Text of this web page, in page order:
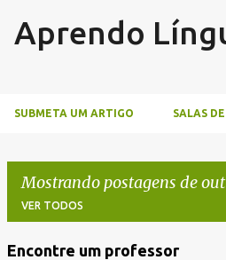
Pular
Aprendo
SUBMETA UM ARTIGO SALAS
Mostrando postagens de
VER TODOS
Encontre um professor